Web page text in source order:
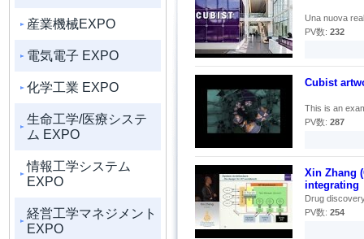
産業機械EXPO
電気電子 EXPO
化学工業 EXPO
生命工学/医療システ
ム EXPO
情報工学システム
EXPO
経営工学マネジメント
EXPO
Una nuova
PV数: 232
Cubist
This is an
PV数: 287
Xin Zhang
integrating
Drug
PV数: 254